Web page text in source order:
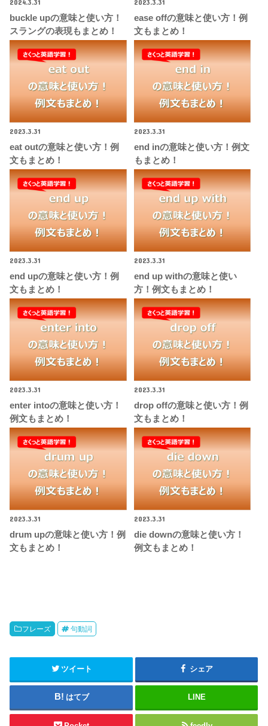
2024.3.31
buckle upの意味と使い方！
スラングの表現もまとめ！
2023.3.31
ease offの意味と使い方！例
文もまとめ！
2023.3.31
eat outの意味と使い方！例
文もまとめ！
2023.3.31
end inの意味と使い方！例文
もまとめ！
2023.3.31
end upの意味と使い方！例
文もまとめ！
2023.3.31
end up withの意味と使い
方！例文もまとめ！
2023.3.31
enter intoの意味と使い方！
例文もまとめ！
2023.3.31
drop offの意味と使い方！例
文もまとめ！
2023.3.31
drum upの意味と使い方！例
文もまとめ！
2023.3.31
die downの意味と使い方！
例文もまとめ！
フレーズ 句動詞
ツイート シェア
はてブ LINE